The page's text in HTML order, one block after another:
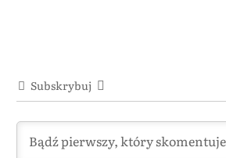
Subskrybuj